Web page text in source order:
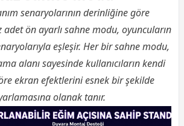
senaryolarının derinliğine göre
ön ayarlı sahne modu, oyuncuların
eşleşir. Her bir sahne modu,
alanı sayesinde kullanıcıların kendi
ekran efektlerini esnek bir şekilde
olanak tanır.